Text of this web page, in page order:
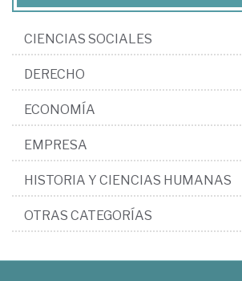
CIENCIAS SOCIALES
DERECHO
ECONOMÍA
EMPRESA
HISTORIA Y CIENCIAS HUMANAS
OTRAS CATEGORÍAS